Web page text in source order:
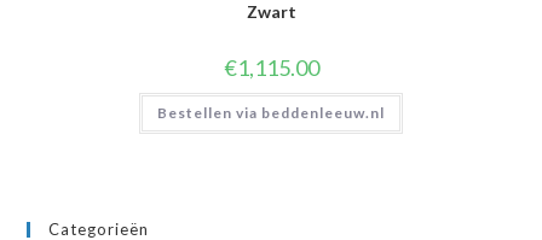
Zwart
€1,115.00
Bestellen via beddenleeuw.nl
Categorieën